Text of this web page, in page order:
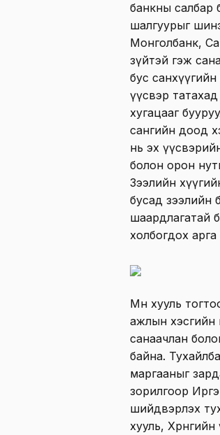
банкны салбар
шалгуурыг
Монголбанк,
зүйтэй гэж
бус санхүүгийн
үүсвэр
хугацааг
сангийн доод
нь эх
болон орон
Зээлийн
бусад зээлийн
шаардлагатай
холбогдох
Мөн хууль
ажлын хэсгийн
санаачлан
байна.
маргааныг
зорилгоор
шийдвэрлэх
хууль,